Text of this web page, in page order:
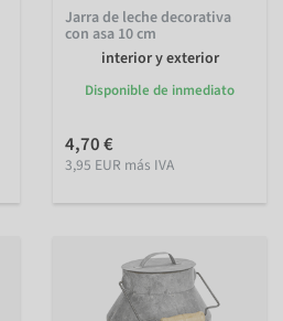
Jarra de leche decorativa
con asa 10 cm
interior y exterior
Disponible de inmediato
4,70 €
3,95 EUR más IVA